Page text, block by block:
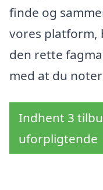
finde og
vores platform,
den rette
med at du
Indhent 3
uforpligtende